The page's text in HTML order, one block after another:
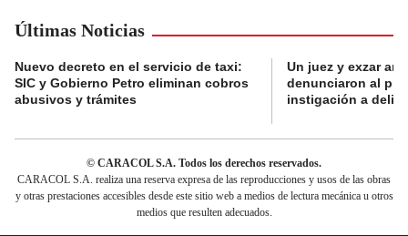
Últimas Noticias
Nuevo decreto en el servicio de taxi:
SIC y Gobierno Petro eliminan cobros
abusivos y trámites
Un juez y exzar
denunciaron al
instigación a
© CARACOL S.A. Todos los derechos reservados.
CARACOL S.A. realiza una reserva expresa de las reproducciones y usos de las obras
y otras prestaciones accesibles desde este sitio web a medios de lectura mecánica u otros
medios que resulten adecuados.